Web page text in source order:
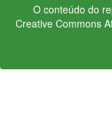
O conteúdo do
Creative Commons